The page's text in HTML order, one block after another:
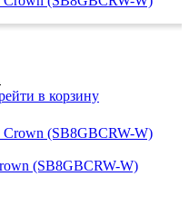
в корзину
(SB8GBCRW-W)